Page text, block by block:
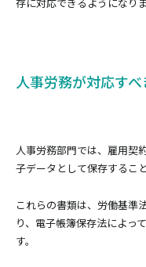
人事労務が対応すべ
人事労務部門では、雇用契
子データとして保存するこ
これらの書類は、労働基準
り、電子帳簿保存法によっ
す。